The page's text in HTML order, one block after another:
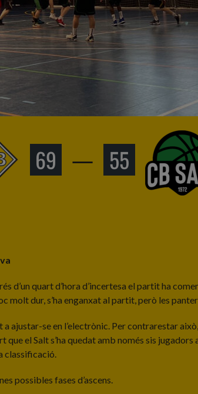
69 — 55
d’un quart d’hora d’incertesa el partit ha
dur, s’ha enganxat al partit, però les
ajustar-se en l’electrònic. Per contrarestar
el Salt s’ha quedat amb només sis
classificació.
possibles fases d’ascens.